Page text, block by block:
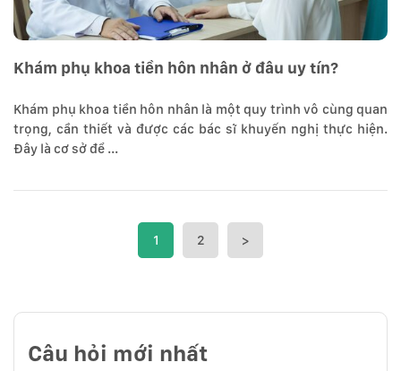
Khám phụ khoa tiền hôn nhân ở đâu uy tín?
Khám phụ khoa tiền hôn nhân là một quy trình vô cùng quan
trọng, cần thiết và được các bác sĩ khuyến nghị thực hiện.
Đây là cơ sở để ...
1 2 >
Câu hỏi mới nhất